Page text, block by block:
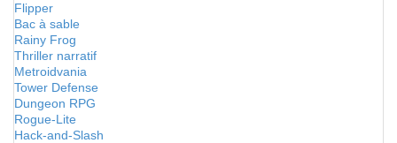
Flipper
Bac à sable
Rainy Frog
Thriller narratif
Metroidvania
Tower Defense
Dungeon RPG
Rogue-Lite
Hack-and-Slash